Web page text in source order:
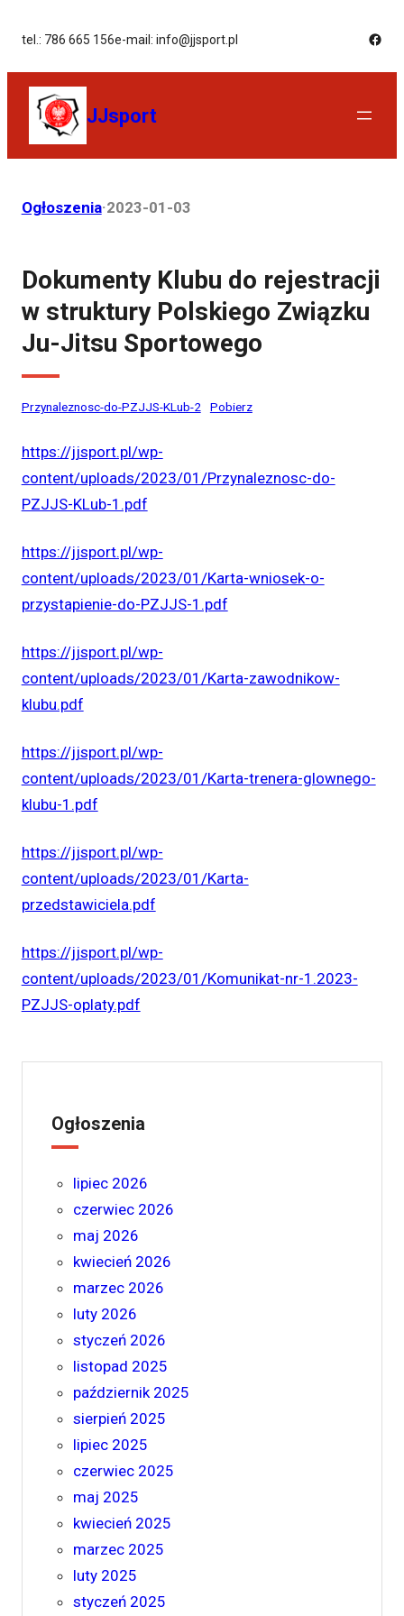
tel.: 786 665 156e-mail: info@jjsport.pl
JJsport
Ogłoszenia·2023-01-03
Dokumenty Klubu do rejestracji
w struktury Polskiego Związku
Ju-Jitsu Sportowego
Przynaleznosc-do-PZJJS-KLub-2 Pobierz
https://jjsport.pl/wp-
content/uploads/2023/01/Przynaleznosc-do-
PZJJS-KLub-1.pdf
https://jjsport.pl/wp-
content/uploads/2023/01/Karta-wniosek-o-
przystapienie-do-PZJJS-1.pdf
https://jjsport.pl/wp-
content/uploads/2023/01/Karta-zawodnikow-
klubu.pdf
https://jjsport.pl/wp-
content/uploads/2023/01/Karta-trenera-glownego-
klubu-1.pdf
https://jjsport.pl/wp-
content/uploads/2023/01/Karta-
przedstawiciela.pdf
https://jjsport.pl/wp-
content/uploads/2023/01/Komunikat-nr-1.2023-
PZJJS-oplaty.pdf
Ogłoszenia
lipiec 2026
czerwiec 2026
maj 2026
kwiecień 2026
marzec 2026
luty 2026
styczeń 2026
listopad 2025
październik 2025
sierpień 2025
lipiec 2025
czerwiec 2025
maj 2025
kwiecień 2025
marzec 2025
luty 2025
styczeń 2025